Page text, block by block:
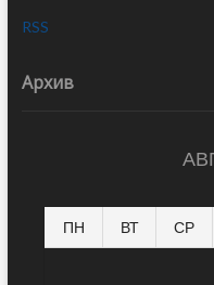
RSS
Архив
ПН ВТ СР